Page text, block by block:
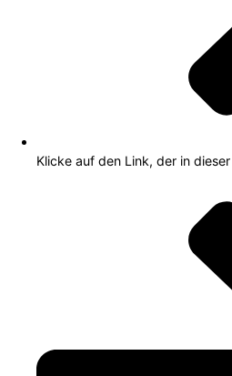
Klicke auf den Link, der in